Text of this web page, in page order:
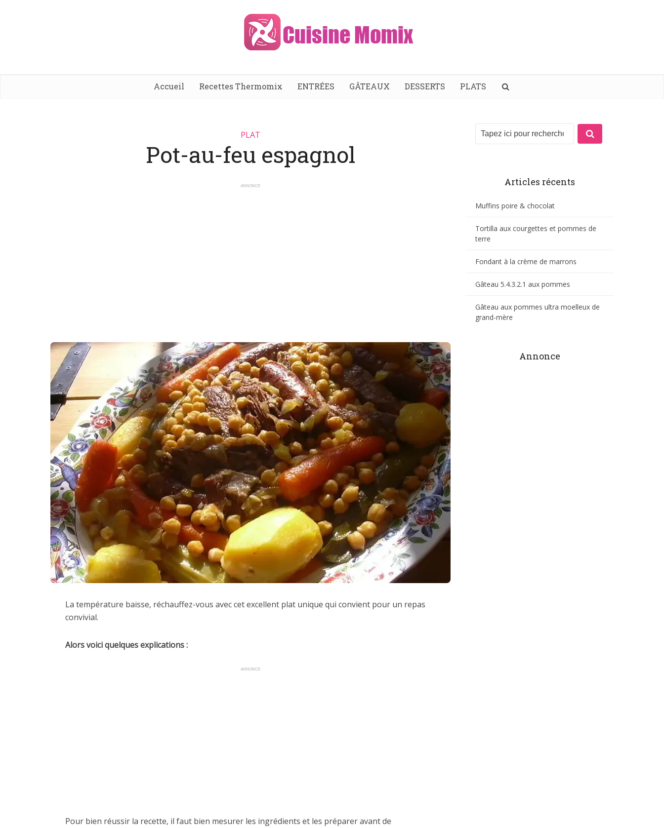
Accueil Recettes Thermomix ENTRÉES GÂTEAUX DESSERTS PLATS
PLAT
Pot-au-feu espagnol
ANNONCE
La température baisse, réchauffez-vous avec cet excellent plat unique qui convient pour un repas
convivial.
Alors voici quelques explications :
ANNONCE
Pour bien réussir la recette, il faut bien mesurer les ingrédients et les préparer avant de
Articles récents
Muffins poire & chocolat
Tortilla aux courgettes et pommes de
terre
Fondant à la crème de marrons
Gâteau 5.4.3.2.1 aux pommes
Gâteau aux pommes ultra moelleux de
grand-mère
Annonce